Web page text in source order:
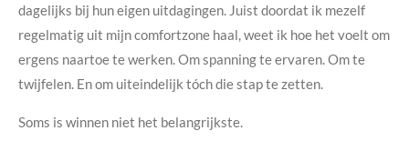
dagelijks bij hun eigen uitdagingen. Juist doordat ik mezelf
regelmatig uit mijn comfortzone haal, weet ik hoe het voelt om
ergens naartoe te werken. Om spanning te ervaren. Om te
twijfelen. En om uiteindelijk tóch die stap te zetten.
Soms is winnen niet het belangrijkste.